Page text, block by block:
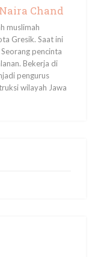
Chand
muslimah
Gresik. Saat ini
pencinta
Bekerja di
pengurus
wilayah Jawa